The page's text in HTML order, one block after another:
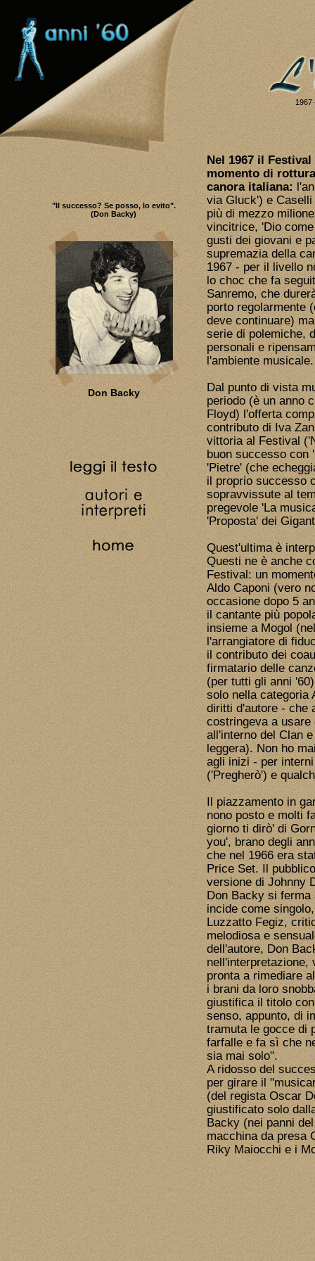
1967
"Il successo? Se posso, lo evito".
(Don Backy)
Don Backy
Nel 1967 il
momento di
canora italiana:
via Gluck') e Caselli
più di mezzo
vincitrice, 'Dio
gusti dei giovani e
supremazia della
1967 - per il livello
lo choc che fa
Sanremo, che
porto regolarmente
deve continuare)
serie di polemiche,
personali e
l'ambiente musicale.
Dal punto di vista
periodo (è un anno
Floyd) l'offerta
contributo di Iva
vittoria al Festival
buon successo con
'Pietre' (che
il proprio successo
sopravvissute al
pregevole 'La
'Proposta' dei
Quest'ultima è
Questi ne è anche
Festival: un
Aldo Caponi (vero
occasione dopo 5
il cantante più
insieme a Mogol
l'arrangiatore di
il contributo dei
firmatario delle
(per tutti gli anni
solo nella categoria
diritti d'autore - che
costringeva a usare
all'interno del Clan
leggera). Non ho
agli inizi - per
('Pregherò') e
Il piazzamento in
nono posto e molti
giorno ti dirò' di
you', brano degli
che nel 1966 era
Price Set. Il
versione di Johnny
Don Backy si ferma
incide come
Luzzatto Fegiz,
melodiosa e
dell'autore, Don
nell'interpretazione,
pronta a rimediare
i brani da loro
giustifica il titolo
senso, appunto, di
tramuta le gocce di
farfalle e fa sì che
sia mai solo".
A ridosso del
per girare il
(del regista Oscar
giustificato solo
Backy (nei panni
macchina da presa
Riky Maiocchi e i